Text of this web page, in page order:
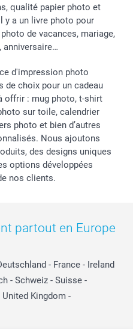
qualité papier photo et
y a un livre photo pour
de vacances, mariage,
anniversaire…
d'impression photo
choix pour un cadeau
offrir : mug photo, t-shirt
sur toile, calendrier
photo et bien d’autres
Nous ajoutons
des designs uniques
options développées
nos clients.
partout en Europe
- France - Ireland
- Schweiz - Suisse -
United Kingdom -